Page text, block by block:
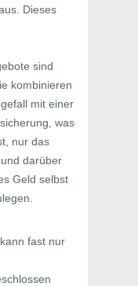
Dieses
sind
kombinieren
mit einer
was
nur das
darüber
Geld selbst
fast nur